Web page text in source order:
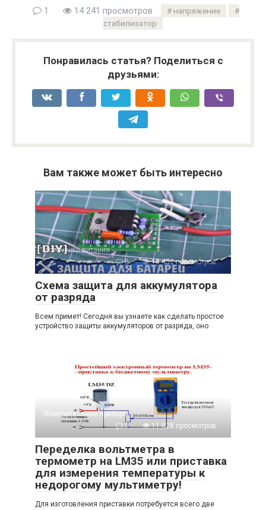
1 14 241 просмотров
напряжение
стабилизатор
Понравилась статья? Поделиться с
друзьями:
Вам также может быть интересно
Источники питания
0
10 452 просмотров
Схема защита для аккумулятора
от разряда
Всем примет! Сегодня вы узнаете как сделать простое
устройство защиты аккумуляторов от разряда, оно
Измерительные приборы
0
11 028 просмотров
Переделка вольтметра в
термометр на LM35 или приставка
для измерения температуры к
недорогому мультиметру!
Для изготовления приставки потребуется всего две